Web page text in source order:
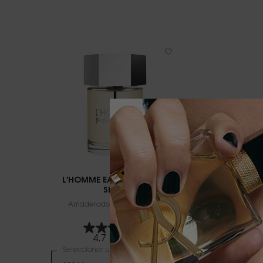
L'HOMME EAU DE TOILETTE
SPRAY
Amaderado Fresco - Vetiver
4.7 (1361)
Seleccionar un formato